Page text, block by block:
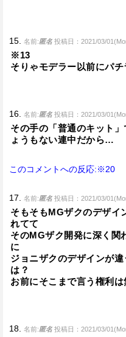
15. 名前:匿名 投稿日：2021/03/
※13
そりゃモデラー以前にパ
16. 名前:匿名 投稿日：2021/03/
その手の「普通のキット
ょうもない連中だから…
このコメントへの反応:※20
17. 名前:匿名 投稿日：2021/03/
そもそもMGザクのデザイ
れてて
そのMGザク開発に深く関
に
ジョニザクのデザインが
は？
お前にそこまで言う権利
18. 名前:匿名 投稿日：2021/03/